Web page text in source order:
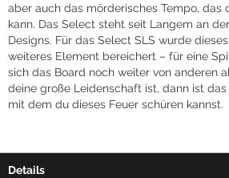
aber auch das mörderisches Tempo, das
kann. Das Select steht seit Langem an
Designs. Für das Select SLS wurde
weiteres Element bereichert – für eine
sich das Board noch weiter von anderen
deine große Leidenschaft ist, dann ist
mit dem du dieses Feuer schüren kannst.
Details